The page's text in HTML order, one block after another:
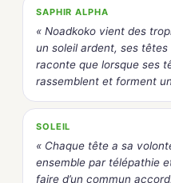
SAPHIR ALPHA
« Noadkoko vient des
un soleil ardent, ses
raconte que lorsque ses
rassemblent et forment
SOLEIL
« Chaque tête a sa
ensemble par télépathie
faire d’un commun